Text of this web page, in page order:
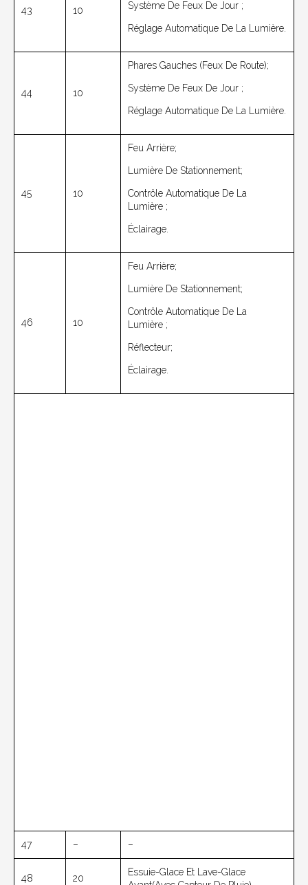
43 10 Système De Feux De Jour ;
Réglage Automatique De La Lumière.
44 10
Phares Gauches (feux De Route);
Système De Feux De Jour ;
Réglage Automatique De La Lumière.
45 10
Feu Arrière;
Lumière De Stationnement;
Contrôle Automatique De La
Lumière ;
Éclairage.
46 10
Feu Arrière;
Lumière De Stationnement;
Contrôle Automatique De La
Lumière ;
Réflecteur;
Éclairage.
47 – –
48 20
Essuie-Glace Et Lave-Glace